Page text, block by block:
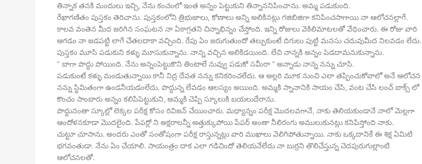
తిన్నాక తనకి మందులు ఇచ్చి, నేను కంచంలో ఇంత అన్నం పెట్టుకుని తిన్నాననిపించాను. అమ్మ పడుకుంది.
రేఖాగణితం పుస్తకం తెరిచాను. పుస్తకంలోని త్రిభుజాలు, కోణాలు అన్ని అలికినట్లు గజిబిజిగా కనిపించసాగాయి నా ఆలోచనల్లాగే.
కాలవ వంతెన మీద జరిగిన సంఘటన నా ఏకాగ్రతని చిన్నాభిన్నం చేస్తోంది. ఇన్ని రోజులు వెకిలిమాటలతో వేధించారు. ఈ రోజు వారి
ఆగడం నా జడపట్టి లాగే చేతలదాకా వచ్చింది. రేపు ఏం జరుగుతుందో తల్చుకుంటే దిగులు పుట్టి మనసు చదువుమీద నిలవడం లేదు.
పుస్తకం మూసి పడుకుని కళ్ళు మూసుకున్నాను. నాన్న వచ్చిన అలికిడయింది. లేచి నాన్నకి అన్నం పెడదామనుకున్నాను.
” బాగా పొద్దు పోయింది. నేను అన్నంపెట్టుకొని తింటాలే నువ్వు పడుకో సమీరా ” అన్నాడు నాన్న నన్ను చూసి.
పడుకుంటే కళ్ళు మండుతున్నాయి కానీ నిద్ర దేవత నన్ను కనికరించలేదు. ఆ అల్లరి మూక నుంచి ఎలా తప్పించుకోవాలో అనే ఆలోచన
నన్ను స్థిమితంగా ఉండనీయడంలేదు. పొద్దున్న లేవడం ఆలస్యం అయింది. అమ్మకి స్నానానికి సాయం చేసి, వంట చేసి లంచ్ బాక్స్ లో
కొంచం సాంబారు అన్నం కలిపిపెట్టుకుని, అమ్మకి చెప్పి స్కూలుకి బయలుదేరాను.
పొద్దునంతా స్కూల్లో లెక్కల పరీక్ష కోసం రివిజన్ చేయించారు. మధ్యాన్నం పరీక్ష మొదలవగానే, నాకు తెలియకుండానే నాలో మెల్లగా
ఆందోళనకూడా మొదలైంది. పేపర్లో ని అక్షరాలన్నీ అత్తుక్కుపోయి పేపర్ అంతా నీలిరంగు అములుకునట్లు కనిపిస్తోంది నాకు.
చుట్టూ చూసాను. అందరు ఎంతో సంతోషంగా పరీక్ష రాస్తున్నట్లు వారి ముఖాలు వెలిగిపోతున్నాయి. నాకు ఒక్కదానికే ఈ శిక్ష ఏమిటి
భగవంతుడా. నేను ఏం చేయాలి. సాయంత్రం దాక ఎలా గడిచిందో తెలియనేలేదు నా బుర్రని తొలిచేస్తున్న చెదపురుగుల్లాంటి
ఆలోచనలతో.